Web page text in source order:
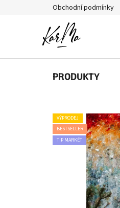
Obchodní podmínky
PRODUKTY
VÝPRODEJ
BESTSELLER
TIP MARKÉT